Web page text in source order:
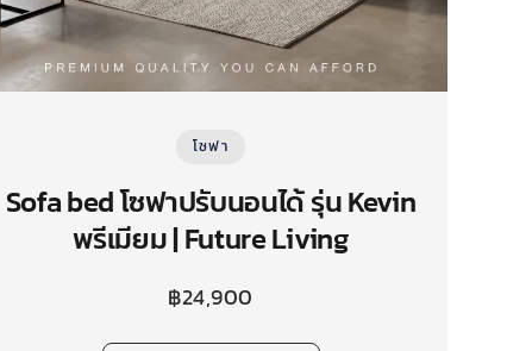
โซฟา
Sofa bed โซฟาปรับนอนได้ รุ่น Kevin
พรีเมียม | Future Living
฿24,900